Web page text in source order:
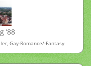
’88
Gay-Romance/-Fantasy